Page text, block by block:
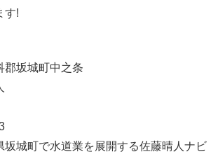
す!
郡坂城町中之条
坂城町で水道業を展開する佐藤晴人ナビ